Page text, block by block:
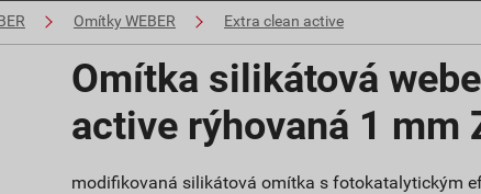
Omítky WEBER Extra clean active
Omítka silikátová
active rýhovaná 1 mm
modifikovaná silikátová omítka s fotokatalytickým